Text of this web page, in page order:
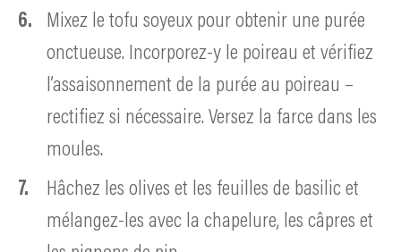
Mixez le tofu soyeux pour obtenir une purée
onctueuse. Incorporez-y le poireau et vérifiez
l’assaisonnement de la purée au poireau –
rectifiez si nécessaire. Versez la farce dans les
moules.
Hâchez les olives et les feuilles de basilic et
mélangez-les avec la chapelure, les câpres et